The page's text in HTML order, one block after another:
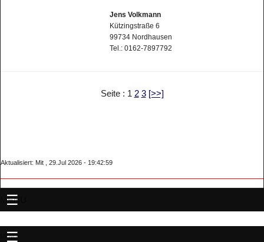
Jens Volkmann
Kützingstraße 6
99734 Nordhausen
Tel.: 0162-7897792
Seite : 1 2 3 [>>]
Aktualisiert: Mit , 29.Jul 2026 - 19:42:59
MENU
MENU